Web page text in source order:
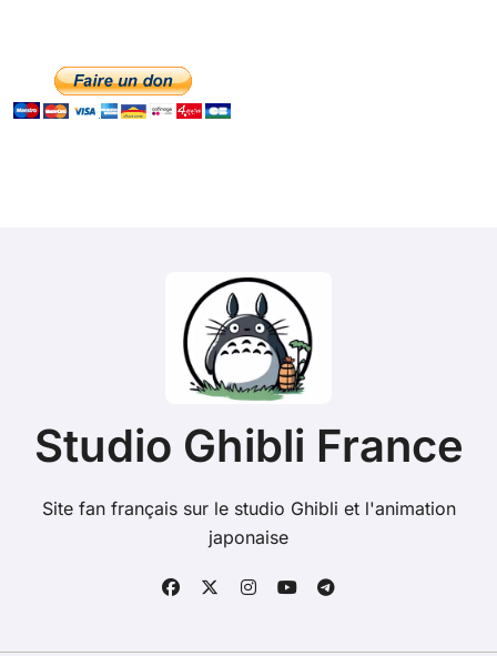
Studio Ghibli France
Site fan français sur le studio Ghibli et l'animation
japonaise